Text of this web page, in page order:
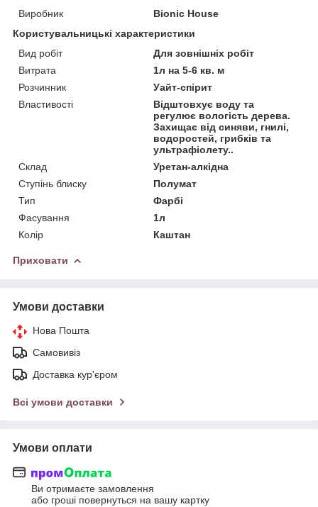
Виробник
Bionic House
Користувальницькі характеристики
Вид робіт
Для зовнішніх робіт
Витрата
1л на 5-6 кв. м
Розчинник
Уайт-спірит
Властивості
Відштовхує воду та
регулює вологість дерева.
Захищає від синяви, гнилі,
водоростей, грибків та
ультрафіолету..
Склад
Уретан-алкідна
Ступінь блиску
Полумат
Тип
Фарбі
Фасування
1л
Колір
Каштан
Приховати
Умови доставки
Нова Пошта
Самовивіз
Доставка кур'єром
Всі умови доставки
Умови оплати
Ви отримаєте замовлення
або гроші повернуться на вашу картку